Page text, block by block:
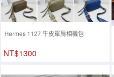
Hermes 1127 牛皮單肩相機包
NT$1300